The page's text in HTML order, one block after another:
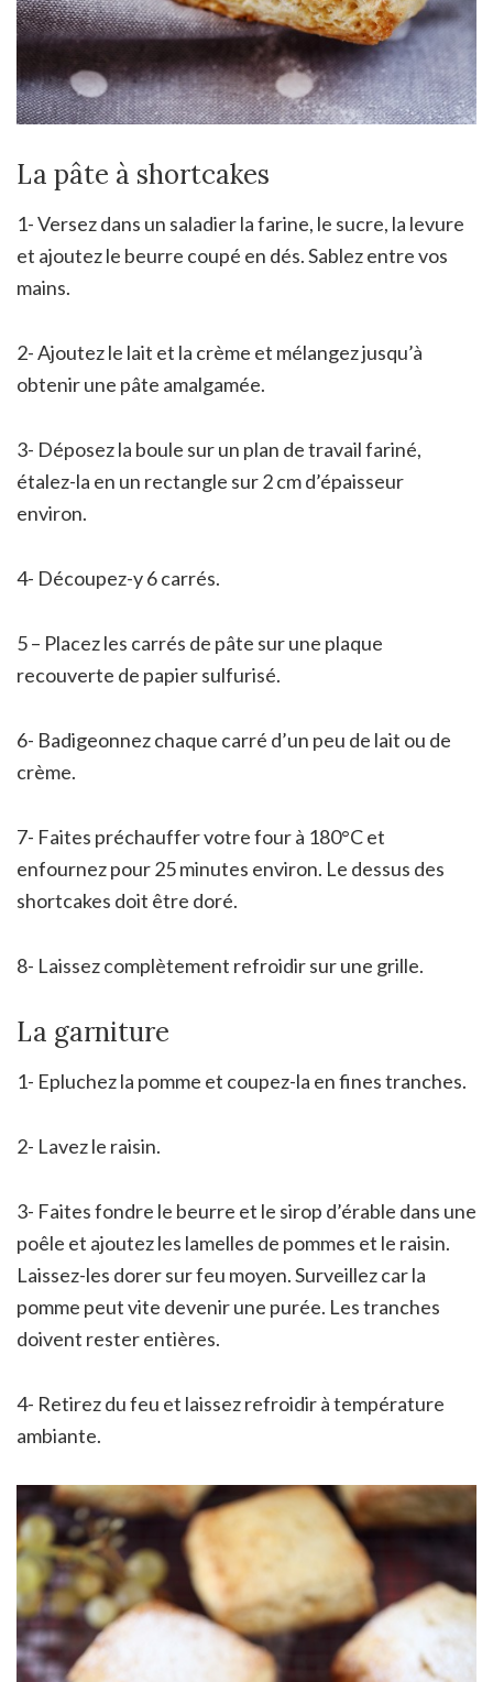
La pâte à shortcakes
1- Versez dans un saladier la farine, le sucre, la levure
et ajoutez le beurre coupé en dés. Sablez entre vos
mains.
2- Ajoutez le lait et la crème et mélangez jusqu’à
obtenir une pâte amalgamée.
3- Déposez la boule sur un plan de travail fariné,
étalez-la en un rectangle sur 2 cm d’épaisseur
environ.
4- Découpez-y 6 carrés.
5 – Placez les carrés de pâte sur une plaque
recouverte de papier sulfurisé.
6- Badigeonnez chaque carré d’un peu de lait ou de
crème.
7- Faites préchauffer votre four à 180°C et
enfournez pour 25 minutes environ. Le dessus des
shortcakes doit être doré.
8- Laissez complètement refroidir sur une grille.
La garniture
1- Epluchez la pomme et coupez-la en fines tranches.
2- Lavez le raisin.
3- Faites fondre le beurre et le sirop d’érable dans une
poêle et ajoutez les lamelles de pommes et le raisin.
Laissez-les dorer sur feu moyen. Surveillez car la
pomme peut vite devenir une purée. Les tranches
doivent rester entières.
4- Retirez du feu et laissez refroidir à température
ambiante.